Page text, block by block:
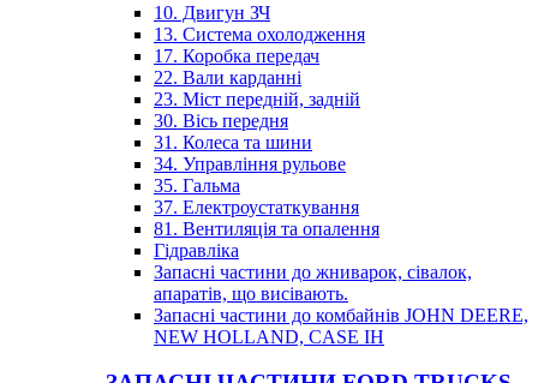
10. Двигун ЗЧ
13. Система охолодження
17. Коробка передач
22. Вали карданні
23. Міст передній, задній
30. Вісь передня
31. Колеса та шини
34. Управління рульове
35. Гальма
37. Електроустаткування
81. Вентиляція та опалення
Гідравліка
Запасні частини до жниварок, сівалок,
апаратів, що висівають.
Запасні частини до комбайнів JOHN DEERE,
NEW HOLLAND, CASE IH